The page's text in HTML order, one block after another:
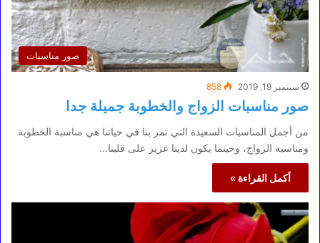
صور مناسبات
سبتمبر 19, 2019 858
صور مناسبات الزواج والخطوبة جميلة جدا
من أجمل المناسبات السعيدة التي تمر بنا في حياتنا هي مناسبة الخطوبة
ومناسبة الزواج، وحينما يكون لدينا عزيز على قلبنا…
أكمل القراءة »